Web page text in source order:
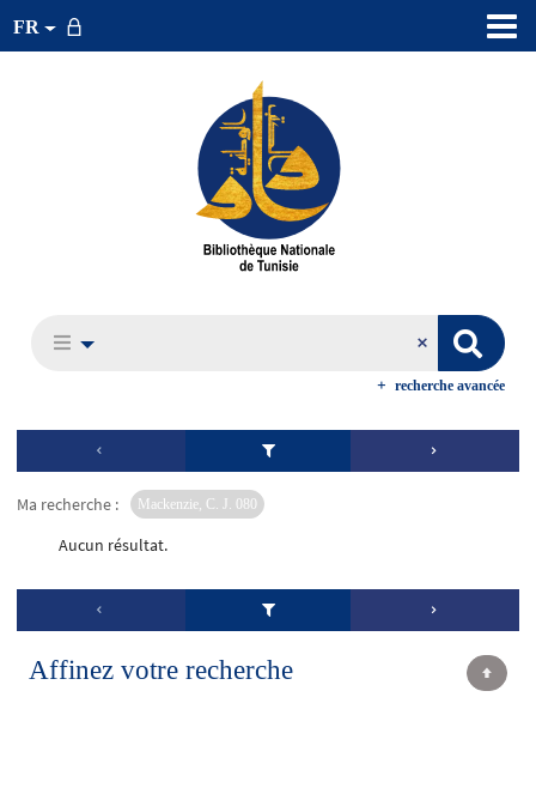
FR
recherche avancée
Ma recherche : Mackenzie, C. J. 080
Aucun résultat.
Affinez votre recherche